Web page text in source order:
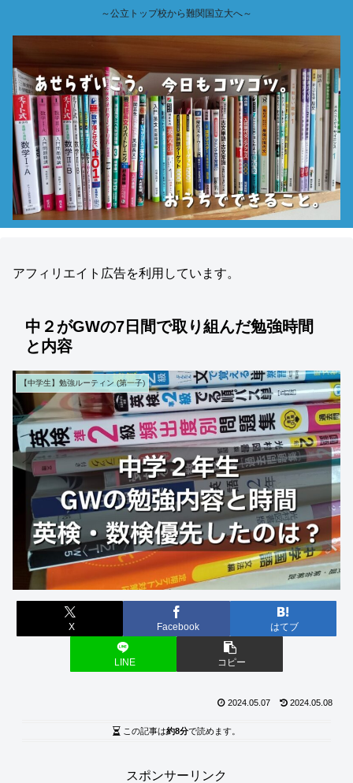
～公立トップ校から難関国立大へ～
アフィリエイト広告を利用しています。
中２がGWの7日間で取り組んだ勉強時間
と内容
【中学生】勉強ルーティン (第一子)
X Facebook はてブ
LINE コピー
2024.05.07 2024.05.08
この記事は約8分で読めます。
スポンサーリンク